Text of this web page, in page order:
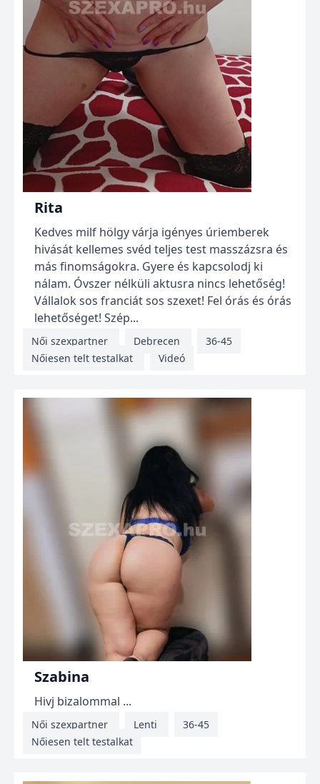
Rita
Kedves milf hölgy várja igényes úriemberek
hivását kellemes svéd teljes test masszázsra és
más finomságokra. Gyere és kapcsolodj ki
nálam. Óvszer nélküli aktusra nincs lehetőség!
Vállalok sos franciát sos szexet! Fel órás és órás
lehetőséget! Szép...
Női szexpartner Debrecen
36-45
Nőiesen telt testalkat
Videó
Szabina
Hivj bizalommal ...
Női szexpartner Lenti
36-45
Nőiesen telt testalkat